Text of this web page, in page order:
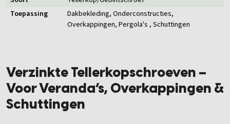
Verzinkte Tellerkopschroeven –
Voor Veranda’s, Overkappingen &
Schuttingen
Toepassing
Dakbekleding, Onderconstructies,
Overkappingen, Pergola's , Schuttingen